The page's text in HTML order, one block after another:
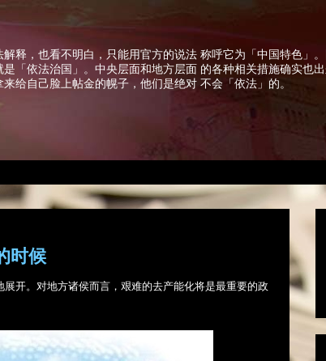
释，也看不明白，只能用官方的说法 称呼它为「中国特色」
「依法治国」。中央层面和地方层面 的各种相关措施确实也
给自己脸上帖金的幌子，他们是绝对 不会「依法」的。
时候
开。对地方诸侯而言，艰难的去产能化将是最重要的政